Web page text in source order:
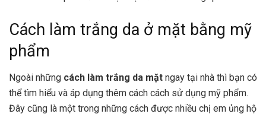
Cách làm trắng da ở mặt bằng mỹ
phẩm
Ngoài những cách làm trắng da mặt ngay tại nhà thì bạn có
thể tìm hiểu và áp dụng thêm cách cách sử dụng mỹ phẩm.
Đây cũng là một trong những cách được nhiều chị em ủng hộ